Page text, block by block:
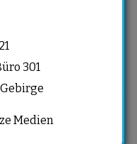
301
Medien